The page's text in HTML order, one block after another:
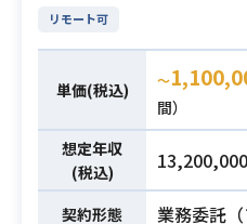
ーザ体験
レベルか
とが求めら
分やりが
＜具体的な
運用
リモート可
単価(税込) 〜
間）
想定年収
(税込)
契約形態 業務委託（